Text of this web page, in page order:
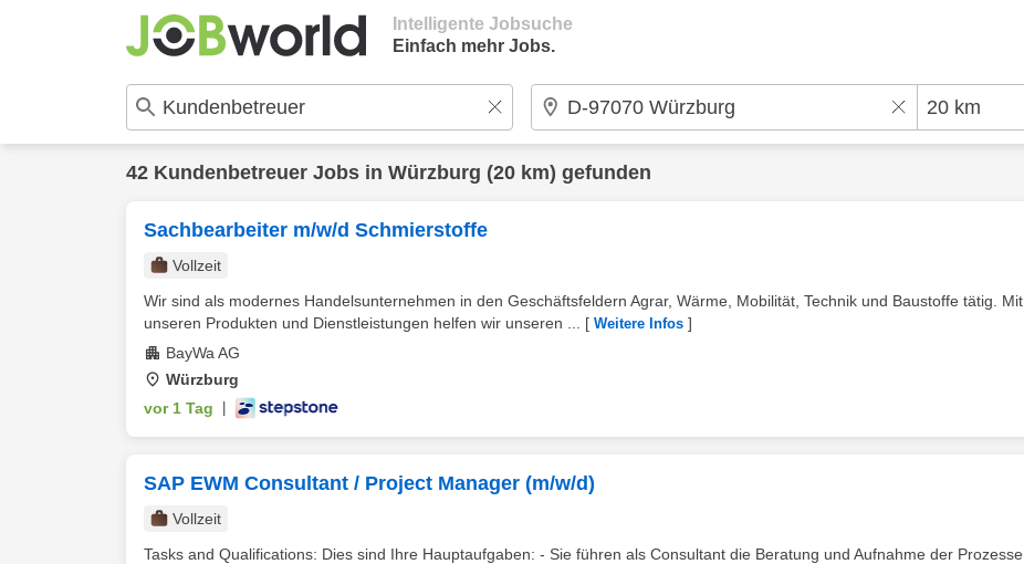
Intelligente Jobsuche
Einfach mehr Jobs.
42 Kundenbetreuer Jobs in Würzburg (20 km) gefunden
Sachbearbeiter m/w/d Schmierstoffe
Vollzeit
Wir sind als modernes Handelsunternehmen in den Geschäftsfeldern Agrar, Wärme, Mobilität, Technik und Baustoffe tätig. Mit
unseren Produkten und Dienstleistungen helfen wir unseren ...
[ Weitere Infos ]
BayWa AG
Würzburg
vor 1 Tag
SAP EWM Consultant / Project Manager (m/w/d)
Vollzeit
Tasks and Qualifications: Dies sind Ihre Hauptaufgaben: - Sie führen als Consultant die Beratung und Aufnahme der Prozesse